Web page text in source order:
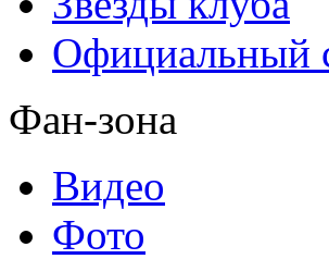
Официальный
Фан-зона
Видео
Фото